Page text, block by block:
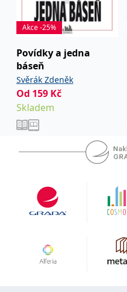
Akce -25%
Povídky a jedna
báseň
Svěrák Zdeněk
Od 159 Kč
Skladem